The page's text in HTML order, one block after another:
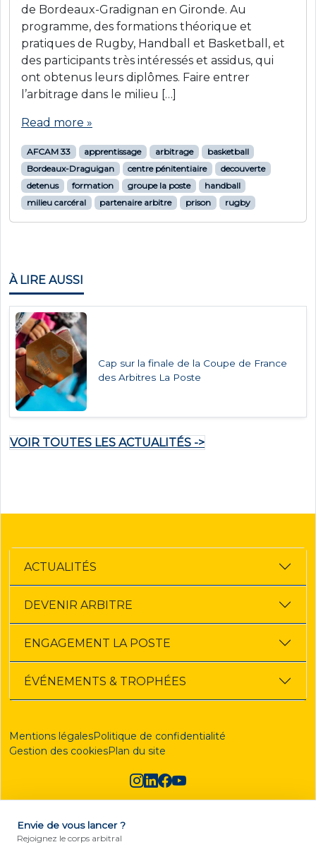
de Bordeaux-Gradignan en Gironde. Au
programme, des formations théorique et
pratiques de Rugby, Handball et Basketball, et
des participants très intéressés et assidus, qui
ont obtenus leurs diplômes. Faire entrer
l’arbitrage dans le milieu […]
Read more »
AFCAM 33 apprentissage arbitrage
basketball
Bordeaux-Draguigan
centre pénitentiaire
decouverte
detenus
formation groupe la poste
handball
milieu carcéral
partenaire arbitre prison rugby
À LIRE AUSSI
Cap sur la finale de la Coupe de France
des Arbitres La Poste
VOIR TOUTES LES ACTUALITÉS ->
ACTUALITÉS
DEVENIR ARBITRE
ENGAGEMENT LA POSTE
ÉVÉNEMENTS & TROPHÉES
Mentions légalesPolitique de confidentialité
Gestion des cookiesPlan du site
Envie de vous lancer ?
Rejoignez le corps arbitral